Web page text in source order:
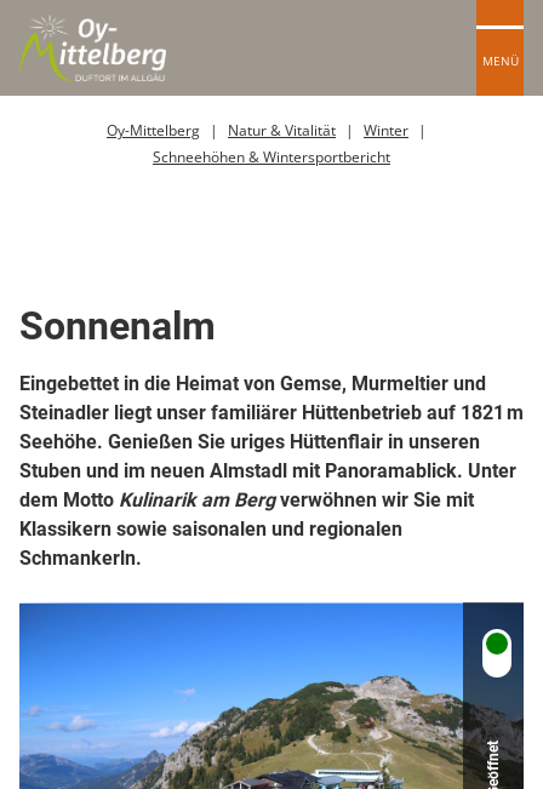
MENÜ
Oy-Mittelberg Natur & Vitalität
Winter
Schneehöhen & Wintersportbericht
Sonnenalm
Eingebettet in die Heimat von Gemse, Murmeltier und
Steinadler liegt unser familiärer Hüttenbetrieb auf 1821 m
Seehöhe. Genießen Sie uriges Hüttenflair in unseren
Stuben und im neuen Almstadl mit Panoramablick. Unter
dem Motto Kulinarik am Bergverwöhnen wir Sie mit
Klassikern sowie saisonalen und regionalen
Schmankerln.
Geöffnet